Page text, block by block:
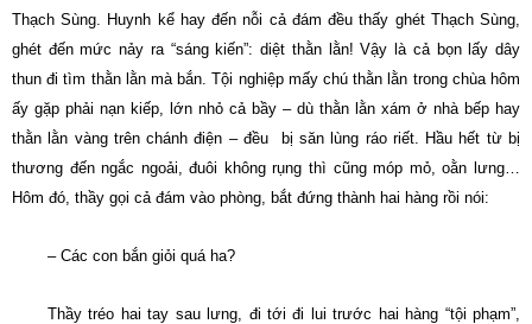
Thạch Sùng. Huynh kể hay đến nỗi cả đám đều thấy ghét Thạch Sùng,
ghét đến mức nảy ra “sáng kiến”: diệt thằn lằn! Vậy là cả bọn lấy dây
thun đi tìm thằn lằn mà bắn. Tội nghiệp mấy chú thằn lằn trong chùa hôm
ấy gặp phải nạn kiếp, lớn nhỏ cả bầy – dù thằn lằn xám ở nhà bếp hay
thằn lằn vàng trên chánh điện – đều bị săn lùng ráo riết. Hầu hết từ bị
thương đến ngắc ngoải, đuôi không rụng thì cũng móp mỏ, oằn lưng…
Hôm đó, thầy gọi cả đám vào phòng, bắt đứng thành hai hàng rồi nói:
– Các con bắn giỏi quá ha?
Thầy tréo hai tay sau lưng, đi tới đi lui trước hai hàng “tội phạm”,